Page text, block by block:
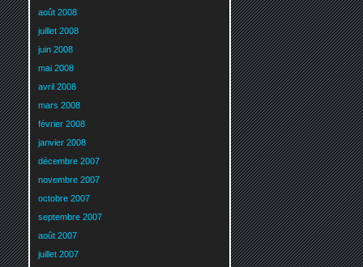
août 2008
juillet 2008
juin 2008
mai 2008
avril 2008
mars 2008
février 2008
janvier 2008
décembre 2007
novembre 2007
octobre 2007
septembre 2007
août 2007
juillet 2007